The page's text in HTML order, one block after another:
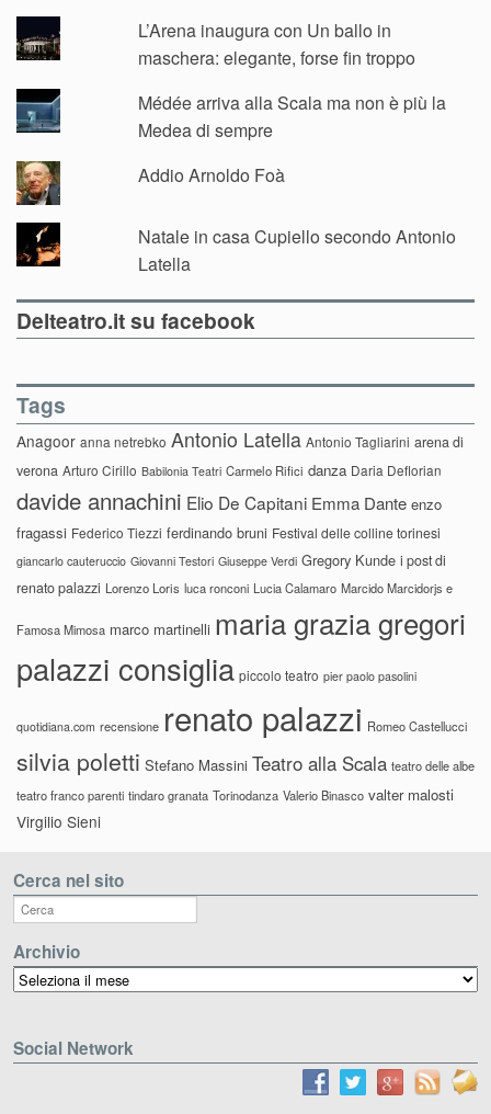
L’Arena inaugura con Un ballo in
maschera: elegante, forse fin troppo
Médée arriva alla Scala ma non è più la
Medea di sempre
Addio Arnoldo Foà
Natale in casa Cupiello secondo Antonio
Latella
Delteatro.it su facebook
Tags
Anagoor anna netrebko Antonio Latella Antonio Tagliarini arena di
verona Arturo Cirillo Babilonia Teatri Carmelo Rifici danza Daria Deflorian
davide annachini Elio De Capitani Emma Dante enzo
fragassi Federico Tiezzi ferdinando bruni Festival delle colline torinesi
giancarlo cauteruccio Giovanni Testori Giuseppe Verdi Gregory Kunde i post di
renato palazzi Lorenzo Loris luca ronconi Lucia Calamaro Marcido Marcidorjs e
Famosa Mimosa marco martinelli maria grazia gregori
palazzi consiglia piccolo teatro pier paolo pasolini
quotidiana.com recensione renato palazzi Romeo Castellucci
silvia poletti Stefano Massini Teatro alla Scala teatro delle albe
teatro franco parenti tindaro granata Torinodanza Valerio Binasco valter malosti
Virgilio Sieni
Cerca nel sito
Archivio
Archivio
Social Network